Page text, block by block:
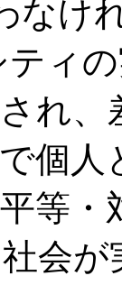
なけ
ィの
れ
個
等
会